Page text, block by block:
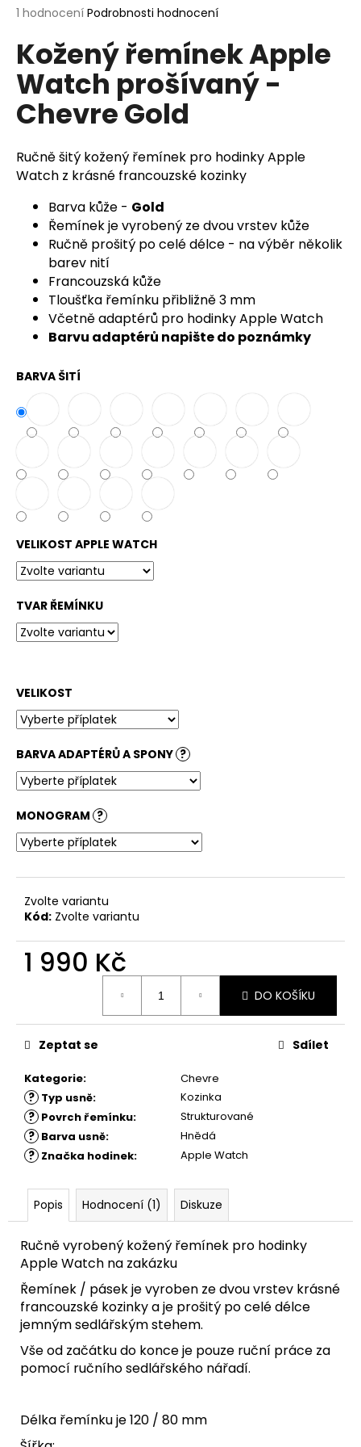
Průměrné
produktu
je
5,0
z
5
hvězdiček.
1 hodnocení Podrobnosti hodnocení
Kožený řemínek Apple
Watch prošívaný -
Chevre Gold
Ručně šitý kožený řemínek pro hodinky Apple
Watch z krásné francouzské kozinky
Barva kůže - Gold
Řemínek je vyrobený ze dvou vrstev kůže
Ručně prošitý po celé délce - na výběr několik
barev nití
Francouzská kůže
Tloušťka řemínku přibližně 3 mm
Včetně adaptérů pro hodinky Apple Watch
Barvu adaptérů napište do poznámky
BARVA ŠITÍ
VELIKOST APPLE WATCH
TVAR ŘEMÍNKU
VELIKOST
BARVA ADAPTÉRŮ A SPONY ?
MONOGRAM ?
Zvolte variantu
Kód: Zvolte variantu
1 990 Kč
DO KOŠÍKU
Kategorie: Chevre
? Typ usně: Kozinka
? Povrch řemínku: Strukturované
? Barva usně: Hnědá
? Značka hodinek: Apple Watch
Zeptat se Sdílet
Popis Hodnocení (1) Diskuze
Ručně vyrobený kožený řemínek pro hodinky
Apple Watch na zakázku
Řemínek / pásek je vyroben ze dvou vrstev krásné
francouzské kozinky a je prošitý po celé délce
jemným sedlářským stehem.
Vše od začátku do konce je pouze ruční práce za
pomocí ručního sedlářského nářadí.
Délka řemínku je 120 / 80 mm
a
j
í
t
?
u
e
m
e